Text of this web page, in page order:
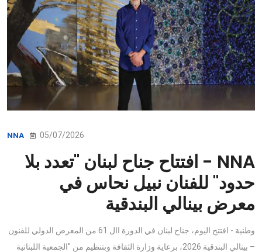
NNA 05/07/2026
NNA - افتتاح جناح لبنان "تعدد بلا
حدود" للفنان نبيل نحاس في
معرض بينالي البندقية
وطنية - افتتح اليوم، جناح لبنان في الدورة اال 61 من المعرض الدولي للفنون
– بينالي البندقية 2026، برعاية وزارة الثقافة وبتنظيم من "الجمعية اللبنانية